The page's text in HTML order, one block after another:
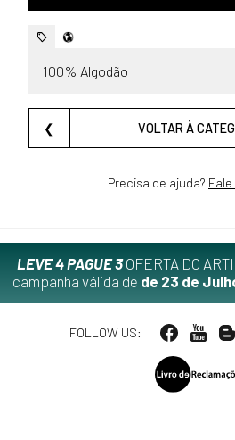
100% Algodão
❮ VOLTAR À
Precisa de ajuda?
LEVE 4 PAGUE 3OFERTA DO
campanha válida de de 23 de
FOLLOW US: